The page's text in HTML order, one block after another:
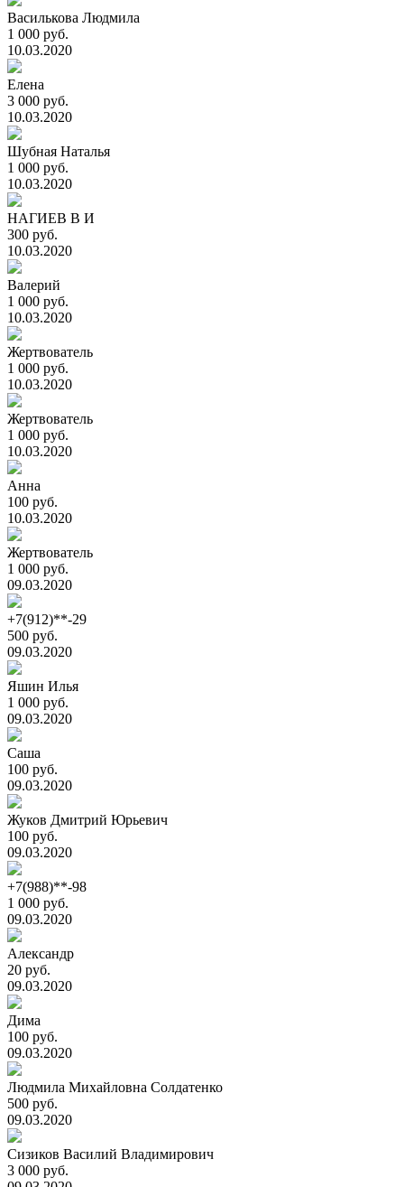
Василькова Людмила
1 000 руб.
10.03.2020
Елена
3 000 руб.
10.03.2020
Шубная Наталья
1 000 руб.
10.03.2020
НАГИЕВ В И
300 руб.
10.03.2020
Валерий
1 000 руб.
10.03.2020
Жертвователь
1 000 руб.
10.03.2020
Жертвователь
1 000 руб.
10.03.2020
Анна
100 руб.
10.03.2020
Жертвователь
1 000 руб.
09.03.2020
+7(912)**-29
500 руб.
09.03.2020
Яшин Илья
1 000 руб.
09.03.2020
Саша
100 руб.
09.03.2020
Жуков Дмитрий Юрьевич
100 руб.
09.03.2020
+7(988)**-98
1 000 руб.
09.03.2020
Александр
20 руб.
09.03.2020
Дима
100 руб.
09.03.2020
Людмила Михайловна Солдатенко
500 руб.
09.03.2020
Сизиков Василий Владимирович
3 000 руб.